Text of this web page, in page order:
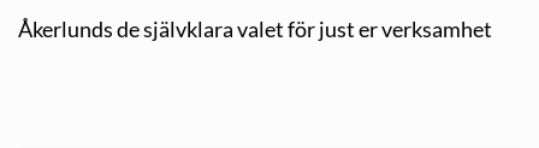
Åkerlunds de självklara valet för just er verksamhet